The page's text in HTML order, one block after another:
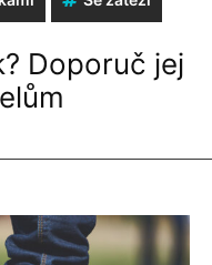
Doporuč jej